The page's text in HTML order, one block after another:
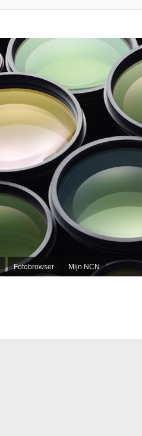
Fotobrowser Mijn NCN